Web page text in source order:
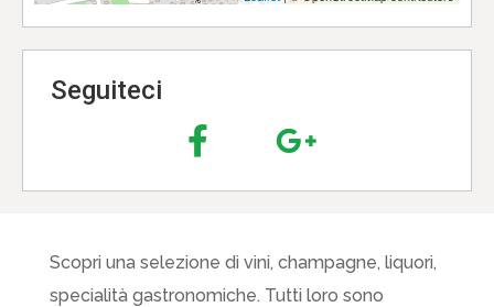
Seguiteci
Scopri una selezione di vini, champagne, liquori,
specialità gastronomiche. Tutti loro sono